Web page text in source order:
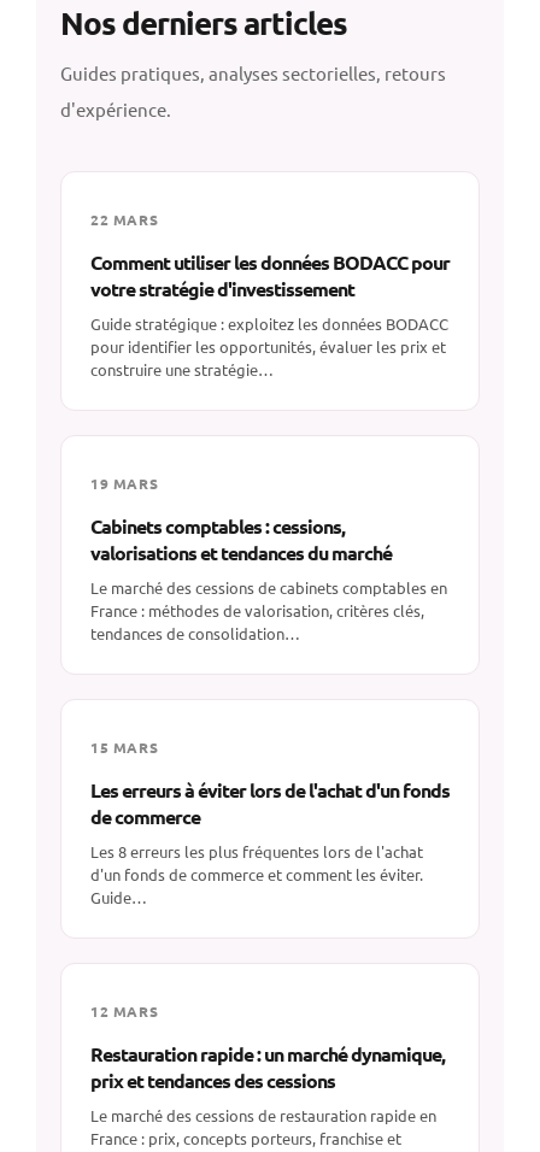
Nos derniers articles
Guides pratiques, analyses sectorielles, retours
d'expérience.
22 MARS
Comment utiliser les données BODACC pour
votre stratégie d'investissement
Guide stratégique : exploitez les données BODACC
pour identifier les opportunités, évaluer les prix et
construire une stratégie…
19 MARS
Cabinets comptables : cessions,
valorisations et tendances du marché
Le marché des cessions de cabinets comptables en
France : méthodes de valorisation, critères clés,
tendances de consolidation…
15 MARS
Les erreurs à éviter lors de l'achat d'un fonds
de commerce
Les 8 erreurs les plus fréquentes lors de l'achat
d'un fonds de commerce et comment les éviter.
Guide…
12 MARS
Restauration rapide : un marché dynamique,
prix et tendances des cessions
Le marché des cessions de restauration rapide en
France : prix, concepts porteurs, franchise et